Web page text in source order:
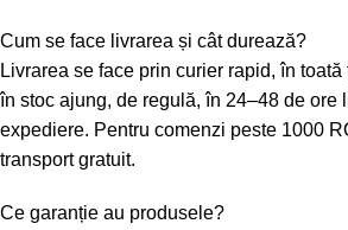
Cum se face livrarea și cât durează?
Livrarea se face prin curier rapid, în
în stoc ajung, de regulă, în 24–48 de ore
expediere. Pentru comenzi peste 1000
transport gratuit.
Ce garanție au produsele?